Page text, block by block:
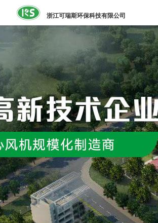
浙江可瑞斯环保科技有限公司